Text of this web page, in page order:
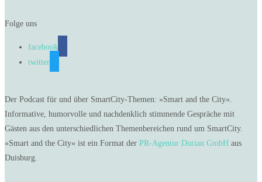
Folge uns
facebook
twitter
Der Podcast für und über SmartCity-Themen: »Smart and the City«.
Informative, humorvolle und nachdenklich stimmende Gespräche mit
Gästen aus den unterschiedlichen Themenbereichen rund um SmartCity.
»Smart and the City« ist ein Format der PR-Agentur Durian GmbH aus
Duisburg.